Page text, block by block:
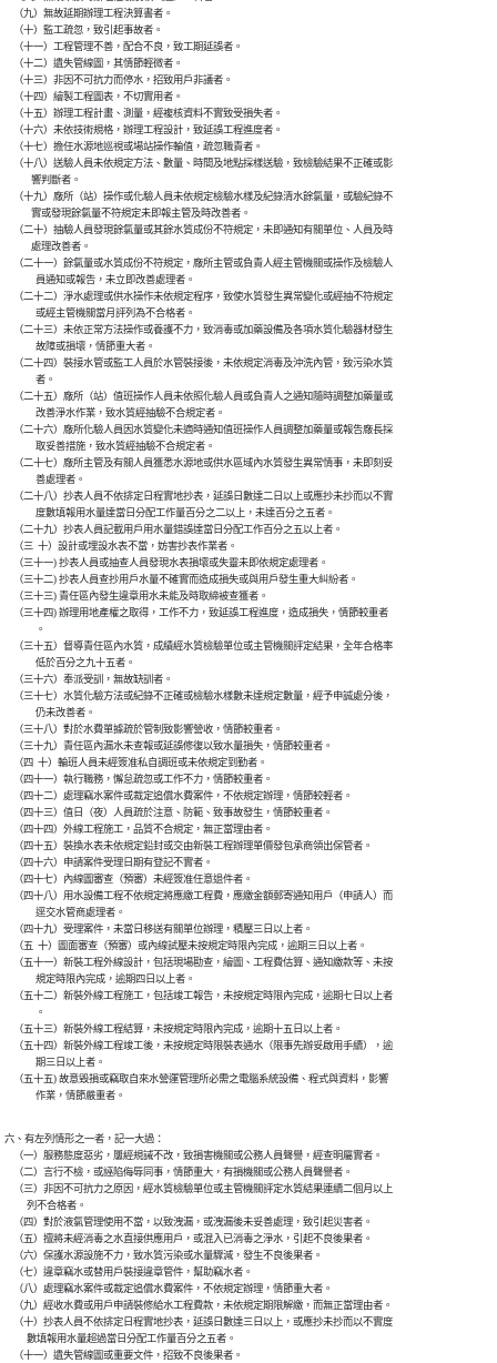
    （九）無故延期辦理工程決算書者。
    （十）監工疏忽，致引起事故者。
    （十一）工程管理不善，配合不良，致工期延誤者。
    （十二）遺失管線圖，其情節輕微者。
    （十三）非因不可抗力而停水，招致用戶非議者。
    （十四）繪製工程圖表，不切實用者。
    （十五）辦理工程計畫、測量，經複核資料不實致受損失者。
    （十六）未依技術規格，辦理工程設計，致延誤工程進度者。
    （十七）擔任水源地巡視或場站操作輪值，疏忽職責者。
    （十八）送驗人員未依規定方法、數量、時間及地點採樣送驗，致檢驗結果不正確或影
            響判斷者。
    （十九）廠所（站）操作或化驗人員未依規定檢驗水樣及紀錄清水餘氯量，或驗紀錄不
            實或發現餘氯量不符規定未即報主管及時改善者。
    （二十）抽驗人員發現餘氯量或其餘水質成份不符規定，未即通知有關單位、人員及時
            處理改善者。
    （二十一）餘氯量或水質成份不符規定，廠所主管或負責人經主管機關或操作及檢驗人
              員通知或報告，未立即改善處理者。
    （二十二）淨水處理或供水操作未依規定程序，致使水質發生異常變化或經抽不符規定
              或經主管機關當月評列為不合格者。
    （二十三）未依正常方法操作或養護不力，致消毒或加藥設備及各項水質化驗器材發生
              故障或損壞，情節重大者。
    （二十四）裝接水管或監工人員於水管裝接後，未依規定消毒及沖洗內管，致污染水質
              者。
    （二十五）廠所（站）值班操作人員未依照化驗人員或負責人之通知隨時調整加藥量或
              改善淨水作業，致水質經抽驗不合規定者。
    （二十六）廠所化驗人員因水質變化未適時通知值班操作人員調整加藥量或報告廠長採
              取妥善措施，致水質經抽驗不合規定者。
    （二十七）廠所主管及有關人員獲悉水源地或供水區域內水質發生異常情事，未即刻妥
              善處理者。
    （二十八）抄表人員不依排定日程實地抄表，延誤日數達二日以上或應抄未抄而以不實
              度數填報用水量達當日分配工作量百分之二以上，未達百分之五者。
    （二十九）抄表人員記載用戶用水量錯誤達當日分配工作百分之五以上者。
    （三  十）設計或埋設水表不當，妨害抄表作業者。
    （三十一) 抄表人員或抽查人員發現水表損壞或失靈未即依規定處理者。
    （三十二) 抄表人員查抄用戶水量不確實而造成損失或與用戶發生重大糾紛者。
    （三十三) 責任區內發生違章用水未能及時取締被查獲者。
    （三十四) 辦理用地產權之取得，工作不力，致延誤工程進度，造成損失，情節較重者
              。
    （三十五）督導責任區內水質，成績經水質檢驗單位或主管機關評定結果，全年合格率
              低於百分之九十五者。
    （三十六）奉派受訓，無故缺訓者。
    （三十七）水質化驗方法或紀錄不正確或檢驗水樣數未達規定數量，經予申誠處分後，
              仍未改善者。
    （三十八）對於水費單據疏於管制致影響營收，情節較重者。
    （三十九）責任區內漏水未查報或延誤修復以致水量損失，情節較重者。
    （四  十）輪班人員未經簽准私自調班或未依規定到勤者。
    （四十一）執行職務，懈怠疏忽或工作不力，情節較重者。
    （四十二）處理竊水案件或裁定追償水費案件，不依規定辦理，情節較輕者。
    （四十三）值日（夜）人員疏於注意、防範、致事故發生，情節較重者。
    （四十四）外線工程施工，品質不合規定，無正當理由者。
    （四十五）裝換水表未依規定鉛封或交由新裝工程辦理單價發包承商領出保管者。
    （四十六）申請案件受理日期有登記不實者。
    （四十七）內線圖審查（預審）未經簽准任意退件者。
    （四十八）用水設備工程不依規定將應繳工程費，應繳金額郵寄通知用戶（申請人）而
              逕交水管商處理者。
    （四十九）受理案件，未當日移送有關單位辦理，積壓三日以上者。
    （五  十）圖面審查（預審）或內線試壓未按規定時限內完成，逾期三日以上者。
    （五十一）新裝工程外線設計，包括現場勘查，繪圖、工程費估算、通知繳款等、未按
              規定時限內完成，逾期四日以上者。
    （五十二）新裝外線工程施工，包括竣工報告，未按規定時限內完成，逾期七日以上者
              。
    （五十三）新裝外線工程結算，未按規定時限內完成，逾期十五日以上者。
    （五十四）新裝外線工程竣工後，未按規定時限裝表通水（限事先辦妥啟用手續），逾
              期三日以上者。
    （五十五) 故意毀損或竊取自來水營運管理所必需之電腦系統設備、程式與資料，影響
六、有左列情形之一者，記一大過：
    （一）服務態度惡劣，屢經規誡不改，致損害機關或公務人員聲譽，經查明屬實者。
    （二）言行不檢，或誣陷侮辱同事，情節重大，有損機關或公務人員聲譽者。
    （三）非因不可抗力之原因，經水質檢驗單位或主管機關評定水質結果連續二個月以上
          列不合格者。
    （四）對於液氯管理使用不當，以致洩漏，或洩漏後未妥善處理，致引起災害者。
    （五）擅將未經消毒之水直接供應用戶，或混入已消毒之淨水，引起不良後果者。
    （六）保護水源設施不力，致水質污染或水量驟減，發生不良後果者。
    （七）違章竊水或替用戶裝接違章管件，幫助竊水者。
    （八）處理竊水案件或裁定追償水費案件，不依規定辦理，情節重大者。
    （九）經收水費或用戶申請裝修給水工程費款，未依規定期限解繳，而無正當理由者。
    （十）抄表人員不依排定日程實地抄表，延誤日數達三日以上，或應抄未抄而以不實度
          數填報用水量超過當日分配工作量百分之五者。
    （十一）遺失管線圖或重要文件，招致不良後果者。